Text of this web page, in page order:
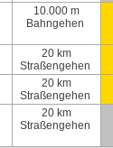
10.000 m
Bahngehen
20 km
Straßengehen
20 km
Straßengehen
20 km
Straßengehen